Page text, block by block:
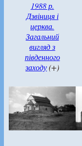
1988 р.
Дзвіниця і
церква.
Загальний
вигляд з
південного
заходу(+)